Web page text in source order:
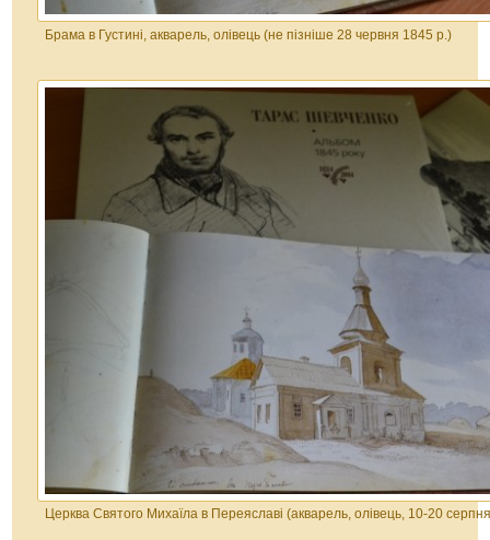
Брама в Густині, акварель, олівець (не пізніше 28 червня 1845 р.)
Церква Святого Михаїла в Переяславі (акварель, олівець, 10-20